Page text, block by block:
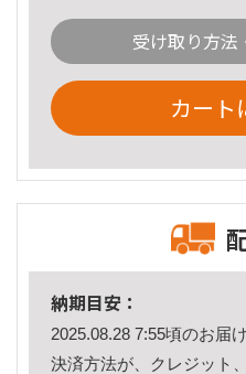
受け取り方法
カート
納期目安：
2025.08.28 7:55頃のお届
決済方法が、クレジット